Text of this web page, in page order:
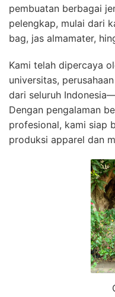
pembuatan berbagai
pelengkap, mulai dari
bag, jas almamater,
Kami telah dipercaya
universitas,
dari seluruh
Dengan pengalaman
profesional, kami siap
produksi apparel dan